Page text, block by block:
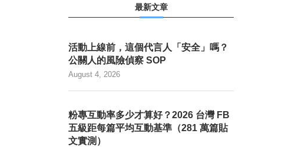
最新文章
活動上線前，這個代言人「安全」嗎？
公關人的風險偵察 SOP
August 4, 2026
粉專互動率多少才算好？2026 台灣 FB
五級距每篇平均互動基準（281 萬篇貼
文實測）